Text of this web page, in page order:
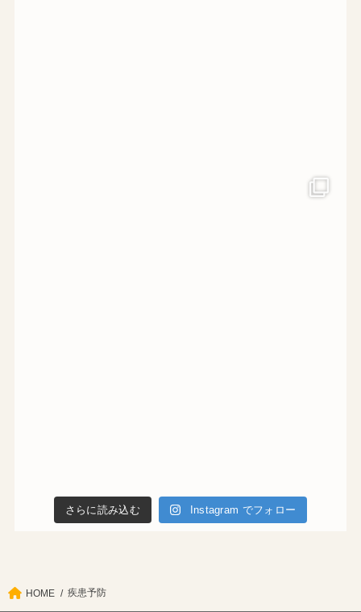
さらに読み込む Instagram でフォロー
HOME 疾患予防